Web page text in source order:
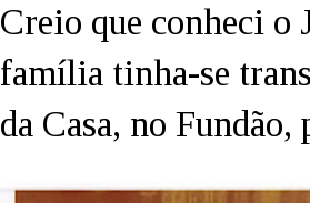
Creio que conheci o
família tinha-se
da Casa, no Fundão,